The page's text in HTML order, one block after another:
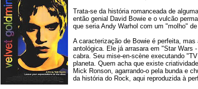
Trata-se da história romanceada de
então genial David Bowie e o vulcão
que seria Andy Warhol com um "molho"
A caracterização de Bowie é perfeita,
antológica. Ele já arrasara em "Star Wars
cabra. Seu mise-en-scène executando
planeta. Quem acha que existe
Mick Ronson, agarrando-o pela bunda e
da história do Rock, aqui reproduzida à